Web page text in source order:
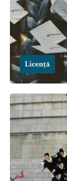
Licență